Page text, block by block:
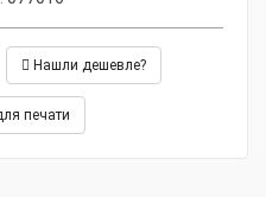
Нашли дешевле?
печати